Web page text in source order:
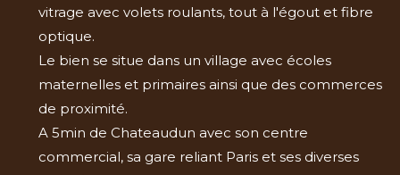
vitrage avec volets roulants, tout à l'égout et fibre
optique.
Le bien se situe dans un village avec écoles
maternelles et primaires ainsi que des commerces
de proximité.
A 5min de Chateaudun avec son centre
commercial, sa gare reliant Paris et ses diverses